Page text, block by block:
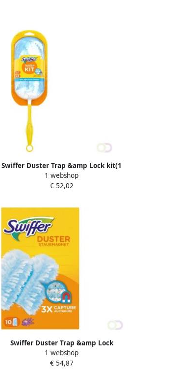
Swiffer Duster Trap &amp Lock kit(1
Handvat + 5 Navullingen )
1 webshop
€ 52,02
Swiffer Duster Trap &amp Lock
navullingen Met Een Lavendelgeur x10
1 webshop
€ 54,87